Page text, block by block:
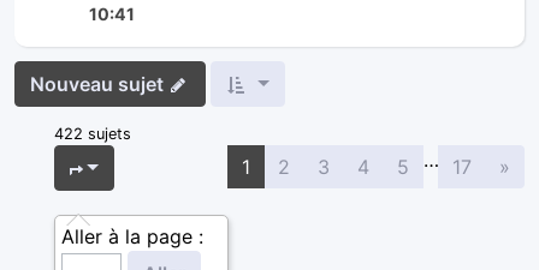
10:41
Nouveau sujet
422 sujets
Page
Aller à la page :
1 2 3 4 5 … 17 »